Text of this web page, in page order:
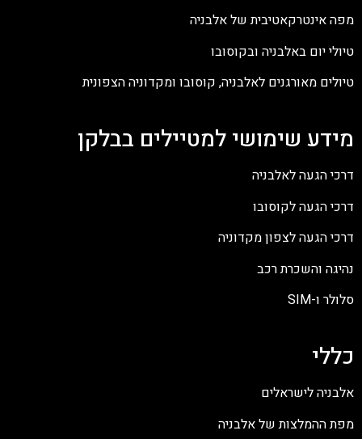
מפה אינטרקאטיבית של אלבניה
טיולי יום באלבניה ובקוסובו
טיולים מאורגנים לאלבניה, קוסובו ומקדוניה הצפונית
מידע שימושי למטיילים בבלקן
דרכי הגעה לאלבניה
דרכי הגעה לקוסובו
דרכי הגעה לצפון מקדוניה
נהיגה והשכרת רכב
סלולר ו-SIM
כללי
אלבניה לישראלים
מפת ההמלצות של אלבניה